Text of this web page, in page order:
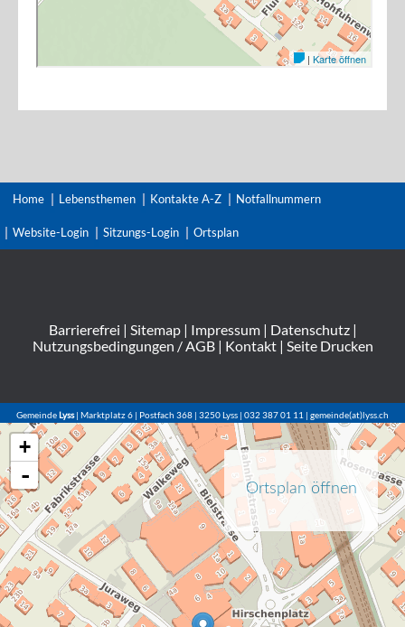
Home Lebensthemen Kontakte A-Z Notfallnummern
Website-Login Sitzungs-Login Ortsplan
Barrierefrei | Sitemap| Impressum| Datenschutz|
Nutzungsbedingungen / AGB| Kontakt| Seite Drucken
GemeindeLyss| Marktplatz 6 | Postfach 368 | 3250 Lyss | 032 387 01 11 | gemeinde(at)lyss.ch